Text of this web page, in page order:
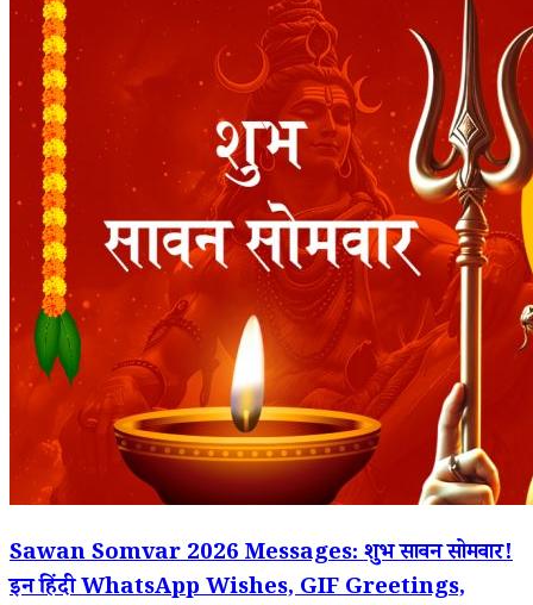
Sawan Somvar 2026 Messages: शुभ सावन सोमवार!
इन हिंदी WhatsApp Wishes, GIF Greetings,